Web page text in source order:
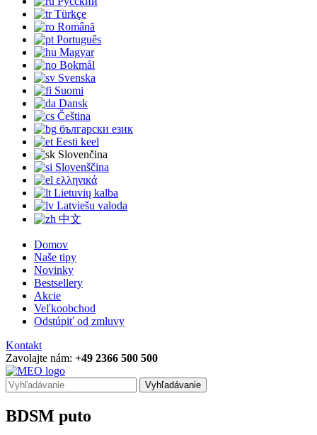
Türkçe
Română
Português
Magyar
Bokmål
Svenska
Suomi
Dansk
Čeština
български език
Eesti keel
Slovenčina
Slovenščina
ελληνικά
Lietuvių kalba
Latviešu valoda
中文
Domov
Naše tipy
Novinky
Bestsellery
Akcie
Veľkoobchod
Odstúpiť od zmluvy
Kontakt
Zavolajte nám: +49 2366 500 500
Vyhľadávanie
BDSM puto